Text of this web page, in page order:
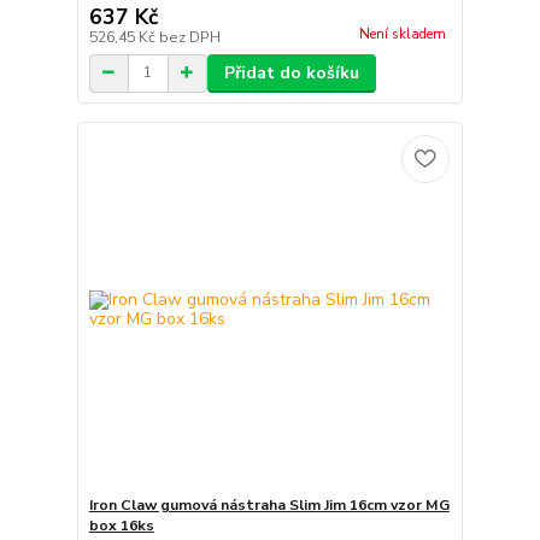
637 Kč
526,45 Kč bez DPH Není skladem
Přidat do košíku
Iron Claw gumová nástraha Slim Jim 16cm vzor MG
box 16ks